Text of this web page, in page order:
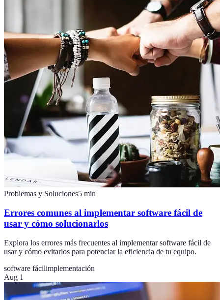
Problemas y Soluciones5 min
Errores comunes al implementar software fácil de
usar y cómo solucionarlos
Explora los errores más frecuentes al implementar software fácil de
usar y cómo evitarlos para potenciar la eficiencia de tu equipo.
software fácilimplementación
Aug 1